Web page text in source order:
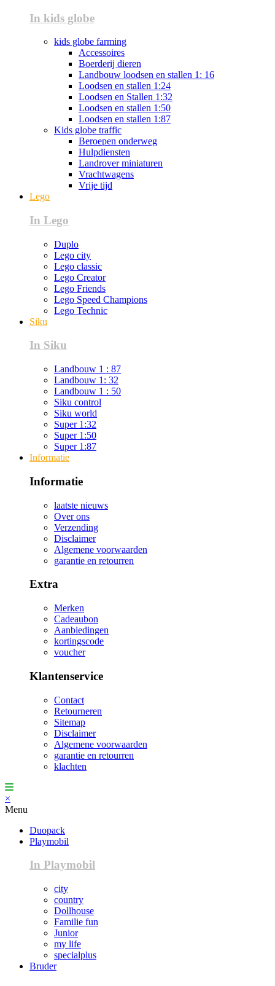
In kids globe
kids globe farming
Accessoires
Boerderij dieren
Landbouw loodsen en stallen 1: 16
Loodsen en stallen 1:24
Loodsen en Stallen 1:32
Loodsen en stallen 1:50
Loodsen en stallen 1:87
Kids globe traffic
Beroepen onderweg
Hulpdiensten
Landrover miniaturen
Vrachtwagens
Vrije tijd
Lego
In Lego
Duplo
Lego city
Lego classic
Lego Creator
Lego Friends
Lego Speed Champions
Lego Technic
Siku
In Siku
Landbouw 1 : 87
Landbouw 1: 32
Landbouw 1 : 50
Siku control
Siku world
Super 1:32
Super 1:50
Super 1:87
Informatie
Informatie
laatste nieuws
Over ons
Verzending
Disclaimer
Algemene voorwaarden
garantie en retourren
Extra
Merken
Cadeaubon
Aanbiedingen
kortingscode
voucher
Klantenservice
Contact
Retourneren
Sitemap
Disclaimer
Algemene voorwaarden
garantie en retourren
klachten
×
Menu
Duopack
Playmobil
In Playmobil
city
country
Dollhouse
Familie fun
Junior
my life
specialplus
Bruder